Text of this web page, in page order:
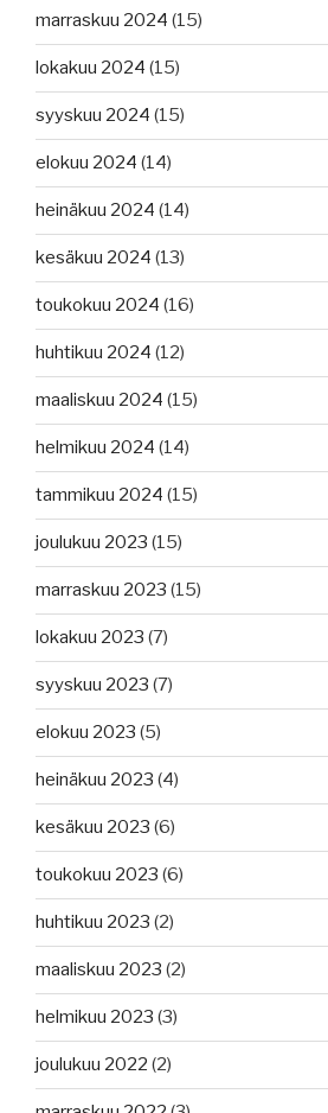
marraskuu 2024 (15)
lokakuu 2024 (15)
syyskuu 2024 (15)
elokuu 2024 (14)
heinäkuu 2024 (14)
kesäkuu 2024 (13)
toukokuu 2024 (16)
huhtikuu 2024 (12)
maaliskuu 2024 (15)
helmikuu 2024 (14)
tammikuu 2024 (15)
joulukuu 2023 (15)
marraskuu 2023 (15)
lokakuu 2023 (7)
syyskuu 2023 (7)
elokuu 2023 (5)
heinäkuu 2023 (4)
kesäkuu 2023 (6)
toukokuu 2023 (6)
huhtikuu 2023 (2)
maaliskuu 2023 (2)
helmikuu 2023 (3)
joulukuu 2022 (2)